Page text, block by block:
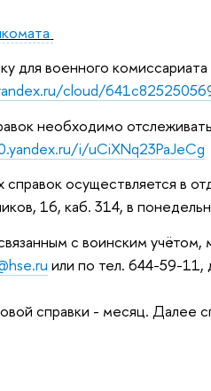
для военного
cloud/
необходимо
i/uCiXNq23PaJeCg
справок осуществляется в
16, каб. 314, в
с воинским
или по тел. 644-59-11,
справки - месяц. Далее